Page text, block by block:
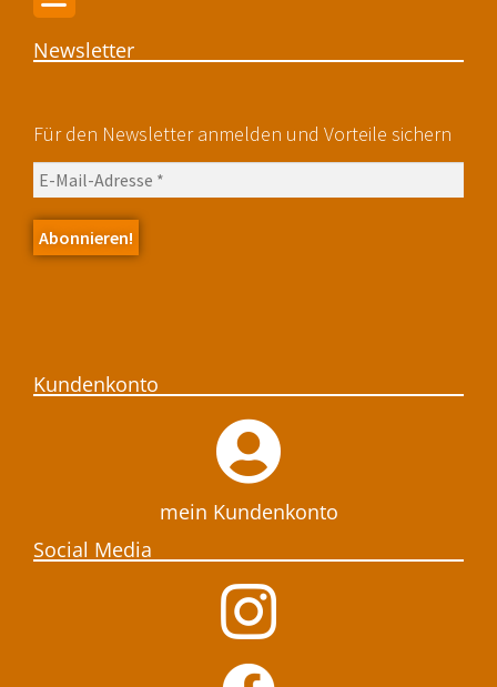
Newsletter
Für den Newsletter anmelden und Vorteile sichern
Kundenkonto
mein Kundenkonto
Social Media